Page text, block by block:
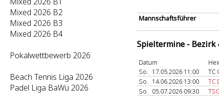
Mixed 2026 B2
Mixed 2026 B3
Mixed 2026 B4
Pokalwettbewerb 2026
Beach Tennis Liga 2026
Padel Liga BaWü 2026
Mannschaftsführer
Spieltermine - Bezirk
Datum
So. 17.05.2026 11:00
TC
So. 14.06.2026 13:00
TC
So. 05.07.2026 09:30